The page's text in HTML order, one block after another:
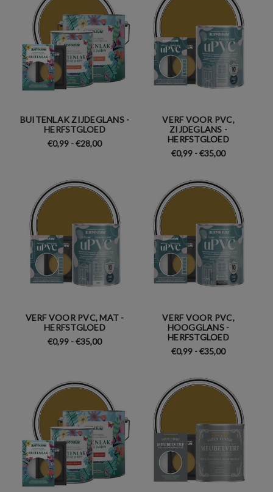
BUITENLAK ZIJDEGLANS -
HERFSTGLOED
€0,99 - €28,00
VERF VOOR PVC,
ZIJDEGLANS -
HERFSTGLOED
€0,99 - €35,00
VERF VOOR PVC, MAT -
HERFSTGLOED
€0,99 - €35,00
VERF VOOR PVC,
HOOGGLANS -
HERFSTGLOED
€0,99 - €35,00